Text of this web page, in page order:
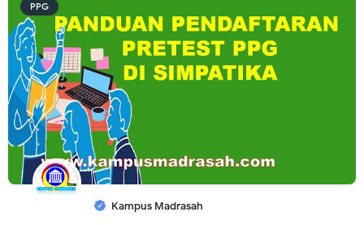
PPG
Kampus Madrasah